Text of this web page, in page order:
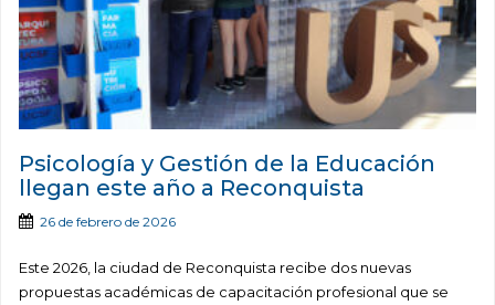
Psicología y Gestión de la Educación
llegan este año a Reconquista
26 de febrero de 2026
Este 2026, la ciudad de Reconquista recibe dos nuevas
propuestas académicas de capacitación profesional que se